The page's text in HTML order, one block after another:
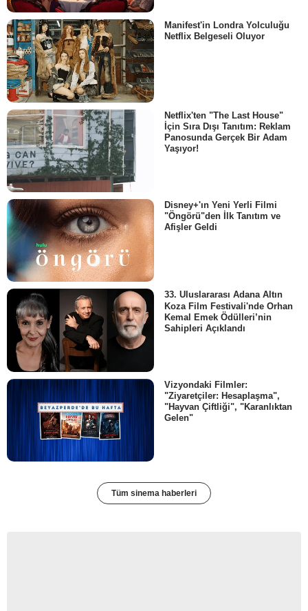
Manifest'in Londra Yolculuğu
Netflix Belgeseli Oluyor
Netflix'ten "The Last House"
İçin Sıra Dışı Tanıtım: Reklam
Panosunda Gerçek Bir Adam
Yaşıyor!
Disney+'ın Yeni Yerli Filmi
"Öngörü"den İlk Tanıtım ve
Afişler Geldi
33. Uluslararası Adana Altın
Koza Film Festivali'nde Orhan
Kemal Emek Ödülleri’nin
Sahipleri Açıklandı
Vizyondaki Filmler:
"Ziyaretçiler: Hesaplaşma",
"Hayvan Çiftliği", "Karanlıktan
Gelen"
Tüm sinema haberleri